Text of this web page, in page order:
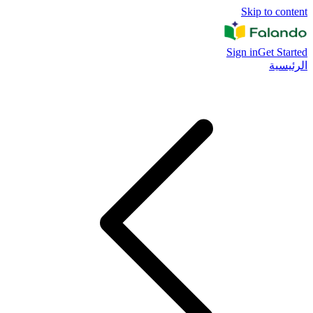
Skip to content
Sign inGet Started
الرئيسية